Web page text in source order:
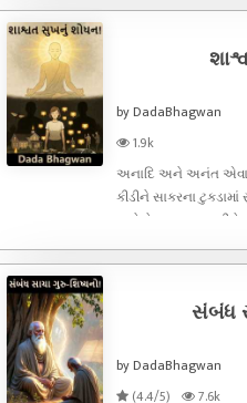
કહેવા
by DadaBhagwan
1.9k
અનાદિ અને અનંત એવા
કીડીને સાકરના
લાગે છે. ભૂખ્યા
સંબંધ
by DadaBhagwan
(4.4/5)
7.6k